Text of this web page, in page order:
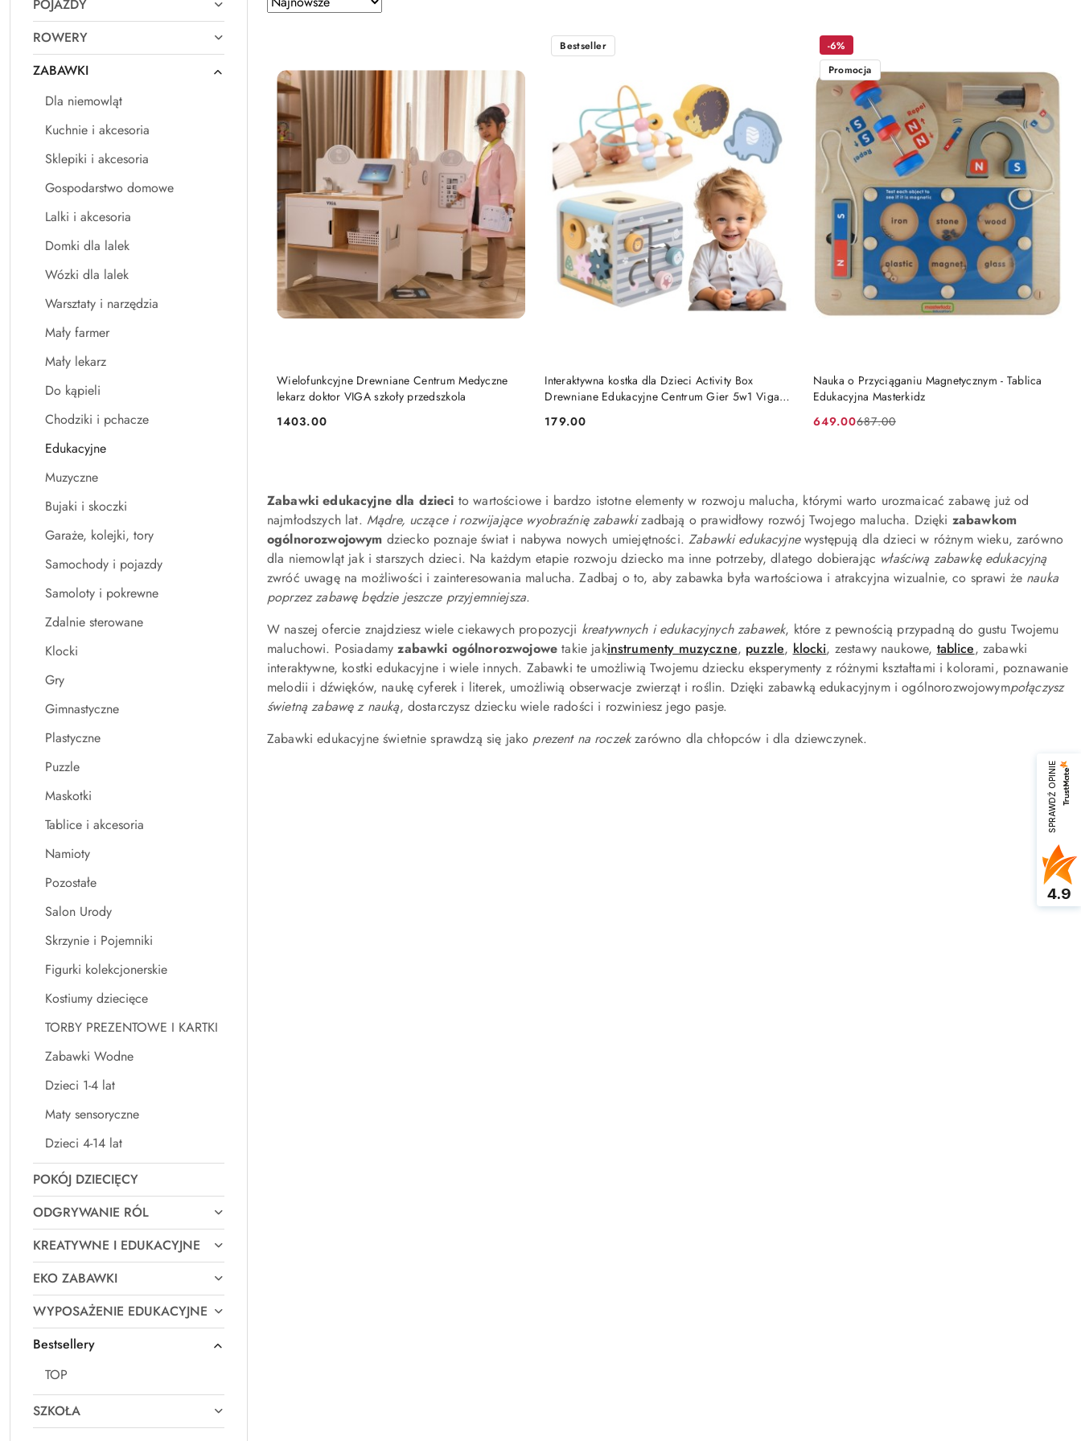
SPRAWDŹ OPINIE
4.9
POJAZDY
ROWERY
ZABAWKI
Dla niemowląt
Kuchnie i akcesoria
Sklepiki i akcesoria
Gospodarstwo domowe
Lalki i akcesoria
Domki dla lalek
Wózki dla lalek
Warsztaty i narzędzia
Mały farmer
Mały lekarz
Do kąpieli
Chodziki i pchacze
Edukacyjne
Muzyczne
Bujaki i skoczki
Garaże, kolejki, tory
Samochody i pojazdy
Samoloty i pokrewne
Zdalnie sterowane
Klocki
Gry
Gimnastyczne
Plastyczne
Puzzle
Maskotki
Tablice i akcesoria
Namioty
Pozostałe
Salon Urody
Skrzynie i Pojemniki
Figurki kolekcjonerskie
Kostiumy dziecięce
TORBY PREZENTOWE I KARTKI
Zabawki Wodne
Dzieci 1-4 lat
Maty sensoryczne
Dzieci 4-14 lat
POKÓJ DZIECIĘCY
ODGRYWANIE RÓL
KREATYWNE I EDUKACYJNE
EKO ZABAWKI
WYPOSAŻENIE EDUKACYJNE
Bestsellery
TOP
SZKOŁA
sortowanie:
według
Wielofunkcyjne Drewniane Centrum Medyczne
lekarz doktor VIGA szkoły przedszkola
Cena:
1403.00
DO KOSZYKA
Interaktywna kostka dla Dzieci Activity Box
Drewniane Edukacyjne Centrum Gier 5w1 Viga
Cena:
179.00
Bestseller
DO KOSZYKA
Nauka o Przyciąganiu Magnetycznym - Tablica
Edukacyjna Masterkidz
Cena
649.00
Cena
687.00
-6%
Promocja
DO KOSZYKA
Zabawki edukacyjne dla dzieci to wartościowe i bardzo istotne elementy w rozwoju malucha, którymi warto urozmaicać zabawę już od
najmłodszych lat. Mądre, uczące i rozwijające wyobraźnię zabawkizadbają o prawidłowy rozwój Twojego malucha. Dzięki zabawkom
ogólnorozwojowym dziecko poznaje świat i nabywa nowych umiejętności.Zabawki edukacyjnewystępują dla dzieci w różnym wieku, zarówno
dla niemowląt jak i starszych dzieci. Na każdym etapie rozwoju dziecko ma inne potrzeby, dlatego dobierając właściwą zabawkę edukacyjną
zwróć uwagę na możliwości i zainteresowania malucha. Zadbaj o to, aby zabawka była wartościowa i atrakcyjna wizualnie, co sprawi że nauka
poprzez zabawę będzie jeszcze przyjemniejsza.
W naszej ofercie znajdziesz wiele ciekawych propozycji kreatywnych i edukacyjnych zabawek, które z pewnością przypadną do gustu Twojemu
maluchowi. Posiadamyzabawki ogólnorozwojowe takie jakinstrumenty muzyczne, puzzle, klocki, zestawy naukowe, tablice, zabawki
interaktywne, kostki edukacyjne i wiele innych. Zabawki te umożliwią Twojemu dziecku eksperymenty z różnymi kształtami i kolorami, poznawanie
melodii i dźwięków, naukę cyferek i literek, umożliwią obserwacje zwierząt i roślin. Dzięki zabawką edukacyjnym i ogólnorozwojowympołączysz
świetną zabawę z nauką, dostarczysz dziecku wiele radości i rozwiniesz jego pasje.
Zabawki edukacyjne świetnie sprawdzą się jako prezent na roczekzarówno dla chłopców i dla dziewczynek.